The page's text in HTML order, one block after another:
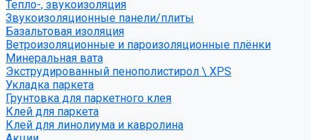
Тепло-, звукоизоляция
Звукоизоляционные панели/плиты
Базальтовая изоляция
Ветроизоляционные и пароизоляционные плёнки
Минеральная вата
Экструдированный пенополистирол \ XPS
Укладка паркета
Грунтовка для паркетного клея
Клей для паркета
Клей для линолиума и кавролина